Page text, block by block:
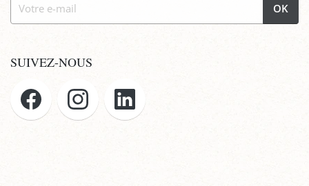
OK
SUIVEZ-NOUS